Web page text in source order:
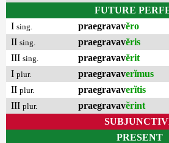
FUTURE
I sing. praegravavĕro
II sing. praegravavĕris
III sing. praegravavĕrit
I plur. praegravaverĭmus
II plur. praegravaverĭtis
III plur. praegravavĕrint
PRESENT